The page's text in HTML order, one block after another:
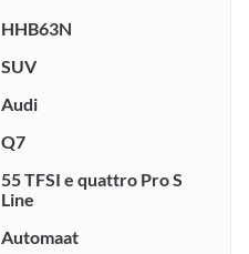
HHB63N
SUV
Audi
Q7
55 TFSI e quattro Pro S
Line
Automaat